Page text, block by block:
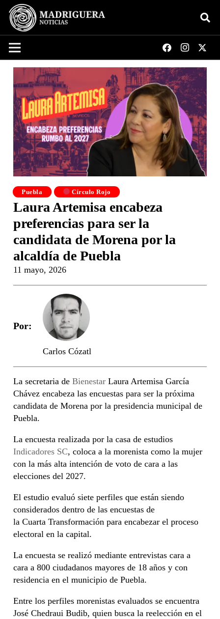
Puebla Círculo Rojo
Laura Artemisa encabeza
preferencias para ser la
candidata de Morena por la
alcaldía de Puebla
11 mayo, 2026
Por:
Carlos Cózatl
La secretaria de Bienestar Laura Artemisa García
Chávez encabeza las encuestas para ser la próxima
candidata de Morena por la presidencia municipal de
Puebla.
La encuesta realizada por la casa de estudios
Indicadores SC, coloca a la morenista como la mujer
con la más alta intención de voto de cara a las
elecciones del 2027.
El estudio evaluó siete perfiles que están siendo
considerados dentro de las encuestas de
la Cuarta Transformación para encabezar el proceso
electoral en la capital.
La encuesta se realizó mediante entrevistas cara a
cara a 800 ciudadanos mayores de 18 años y con
residencia en el municipio de Puebla.
Entre los perfiles morenistas evaluados se encuentra
José Chedraui Budib, quien busca la reelección en el